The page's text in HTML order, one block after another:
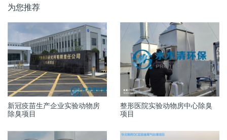
为您推荐
新冠疫苗生产企业实验动物房
除臭项目
整形医院实验动物房中心除臭
项目